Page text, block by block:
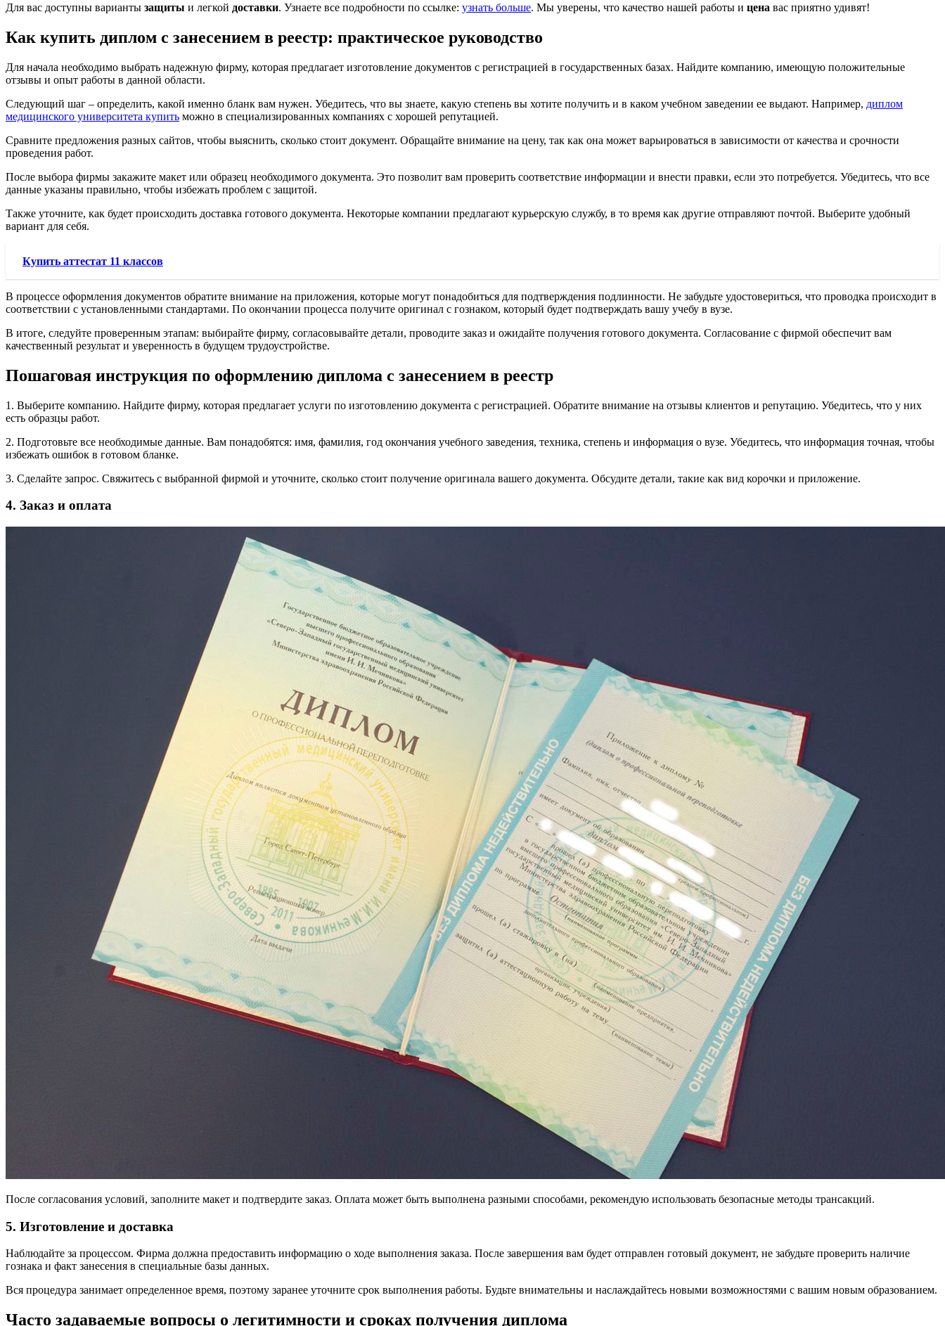
Для вас доступны варианты защиты и легкой доставки. Узнаете все подробности по ссылке: узнать больше. Мы уверены, что качество нашей работы и цена вас приятно удивят!
Как купить диплом с занесением в реестр: практическое руководство
Для начала необходимо выбрать надежную фирму, которая предлагает изготовление документов с регистрацией в государственных базах. Найдите компанию, имеющую положительные
отзывы и опыт работы в данной области.
Следующий шаг – определить, какой именно бланк вам нужен. Убедитесь, что вы знаете, какую степень вы хотите получить и в каком учебном заведении ее выдают. Например, диплом
медицинского университета купить можно в специализированных компаниях с хорошей репутацией.
Сравните предложения разных сайтов, чтобы выяснить, сколько стоит документ. Обращайте внимание на цену, так как она может варьироваться в зависимости от качества и срочности
проведения работ.
После выбора фирмы закажите макет или образец необходимого документа. Это позволит вам проверить соответствие информации и внести правки, если это потребуется. Убедитесь, что все
данные указаны правильно, чтобы избежать проблем с защитой.
Также уточните, как будет происходить доставка готового документа. Некоторые компании предлагают курьерскую службу, в то время как другие отправляют почтой. Выберите удобный
вариант для себя.
Купить аттестат 11 классов
В процессе оформления документов обратите внимание на приложения, которые могут понадобиться для подтверждения подлинности. Не забудьте удостовериться, что проводка происходит в
соответствии с установленными стандартами. По окончании процесса получите оригинал с гознаком, который будет подтверждать вашу учебу в вузе.
В итоге, следуйте проверенным этапам: выбирайте фирму, согласовывайте детали, проводите заказ и ожидайте получения готового документа. Согласование с фирмой обеспечит вам
качественный результат и уверенность в будущем трудоустройстве.
Пошаговая инструкция по оформлению диплома с занесением в реестр
1. Выберите компанию. Найдите фирму, которая предлагает услуги по изготовлению документа с регистрацией. Обратите внимание на отзывы клиентов и репутацию. Убедитесь, что у них
есть образцы работ.
2. Подготовьте все необходимые данные. Вам понадобятся: имя, фамилия, год окончания учебного заведения, техника, степень и информация о вузе. Убедитесь, что информация точная, чтобы
избежать ошибок в готовом бланке.
3. Сделайте запрос. Свяжитесь с выбранной фирмой и уточните, сколько стоит получение оригинала вашего документа. Обсудите детали, такие как вид корочки и приложение.
4. Заказ и оплата
После согласования условий, заполните макет и подтвердите заказ. Оплата может быть выполнена разными способами, рекомендую использовать безопасные методы трансакций.
5. Изготовление и доставка
Наблюдайте за процессом. Фирма должна предоставить информацию о ходе выполнения заказа. После завершения вам будет отправлен готовый документ, не забудьте проверить наличие
гознака и факт занесения в специальные базы данных.
Вся процедура занимает определенное время, поэтому заранее уточните срок выполнения работы. Будьте внимательны и наслаждайтесь новыми возможностями с вашим новым образованием.
Часто задаваемые вопросы о легитимности и сроках получения диплома